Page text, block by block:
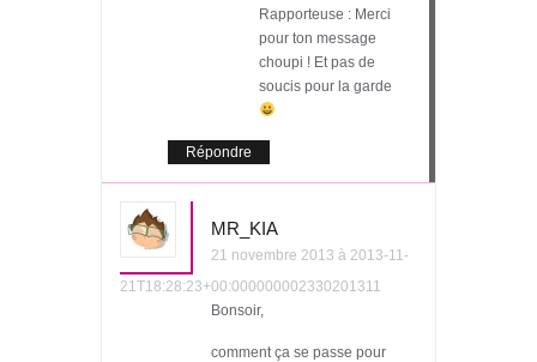
Rapporteuse : Merci
pour ton message
choupi ! Et pas de
soucis pour la garde
Répondre
MR_KIA
21 novembre 2013 à 2013-11-
21T18:28:23+00:000000002330201311
Bonsoir,
comment ça se passe pour